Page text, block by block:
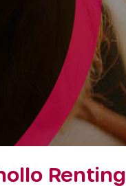
Renting